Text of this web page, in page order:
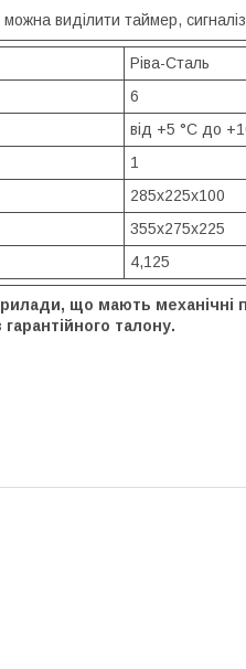
виділити таймер,
Ріва-Сталь
6
від +5 °C до
1
285x225x100
355x275x225
4,125
що мають
талону.